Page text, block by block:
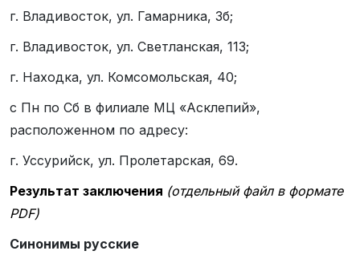
г. Владивосток, ул. Гамарника, 3б;
г. Владивосток, ул. Светланская, 113;
г. Находка, ул. Комсомольская, 40;
с Пн по Сб в филиале МЦ «Асклепий»,
расположенном по адресу:
г. Уссурийск, ул. Пролетарская, 69.
Результат заключения (отдельный файл в формате
PDF)
Синонимы русские